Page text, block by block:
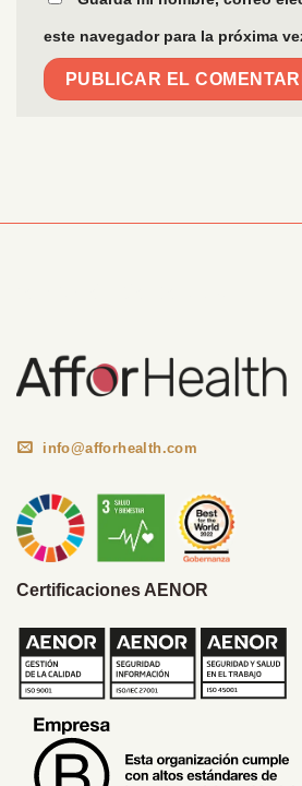
este navegador para la próxima
info@afforhealth.com
Certificaciones AENOR